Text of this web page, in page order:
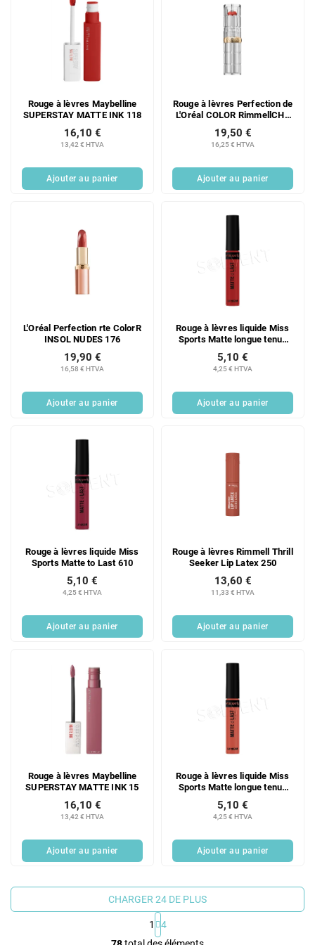
Rouge à lèvres Maybelline
SUPERSTAY MATTE INK 118
13,42 € HTVA
16,10 €
Ajouter au panier
Rouge à lèvres Perfection de
L'Oréal COLOR RimmellCHE
16,25 € HTVA
19,50 €
Ajouter au panier
L'Oréal Perfection rte ColorR
INSOL NUDES 176
16,58 € HTVA
19,90 €
Ajouter au panier
Rouge à lèvres liquide Miss
Sports Matte longue tenue
4,25 € HTVA
5,10 €
Ajouter au panier
Rouge à lèvres liquide Miss
Sports Matte to Last 610
4,25 € HTVA
5,10 €
Ajouter au panier
Rouge à lèvres Rimmell Thrill
Seeker Lip Latex 250
11,33 € HTVA
13,60 €
Ajouter au panier
Rouge à lèvres Maybelline
SUPERSTAY MATTE INK 15
13,42 € HTVA
16,10 €
Ajouter au panier
Rouge à lèvres liquide Miss
Sports Matte longue tenue
800
4,25 € HTVA
5,10 €
Ajouter au panier
C
CHARGER 24 DE PLUS
1
4